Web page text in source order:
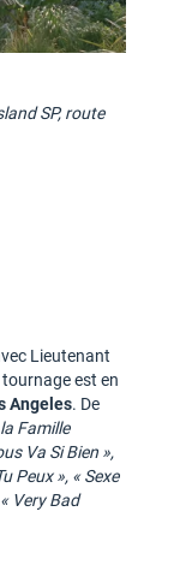
SP, route
Lieutenant
est en
Angeles. De
Famille
Va Si Bien »,
Peux », « Sexe
Very Bad